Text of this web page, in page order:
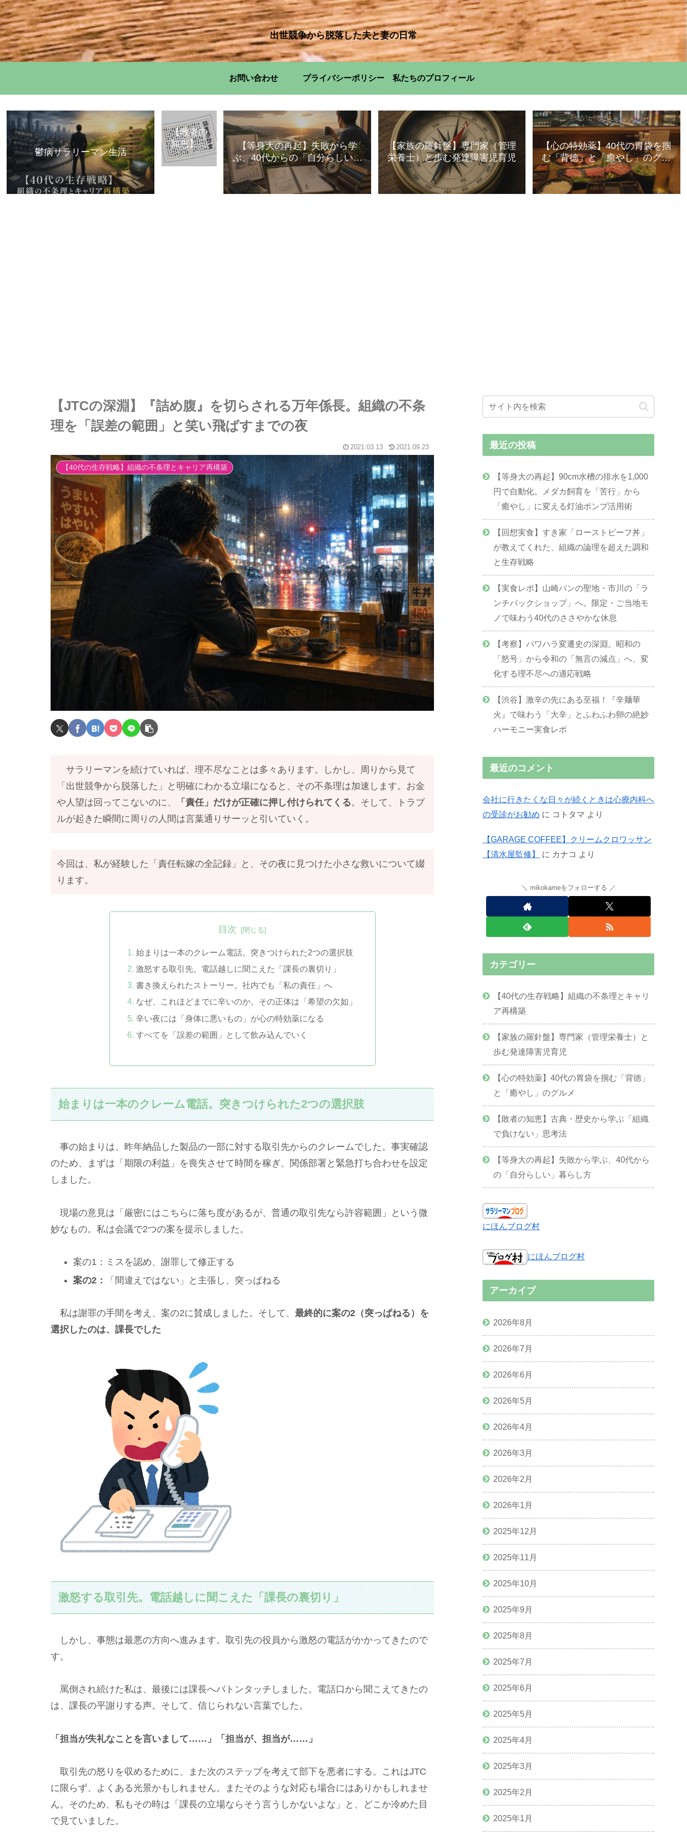
出世競争から脱落した夫と妻の日常
お問い合わせ プライバシーポリシー 私たちのプロフィール
鬱病サラリーマン生活
【敗者の
知恵】古
典・歴史
から学ぶ
【等身大の再起】失敗から学
ぶ、40代からの「自分らしい」
暮らし方
【家族の羅針盤】専門家（管理
栄養士）と歩む発達障害児育児
【心の特効薬】40代の胃袋を掴
む「背徳」と「癒やし」のグル
メ
【JTCの深淵】『詰め腹』を切らされる万年係長。組織の不条
理を「誤差の範囲」と笑い飛ばすまでの夜
2021.03.13 2021.09.23
【40代の生存戦略】組織の不条理とキャリア再構築
サラリーマンを続けていれば、理不尽なことは多々あります。しかし、周りから見て
「出世競争から脱落した」と明確にわかる立場になると、その不条理は加速します。お金
や人望は回ってこないのに、
「責任」だけが正確に押し付けられてくる。そして、トラブ
ルが起きた瞬間に周りの人間は言葉通りサーッと引いていく。
今回は、私が経験した「責任転嫁の全記録」と、その夜に見つけた小さな救いについて綴
ります。
目次
始まりは一本のクレーム電話。突きつけられた2つの選択肢
激怒する取引先。電話越しに聞こえた「課長の裏切り」
書き換えられたストーリー。社内でも「私の責任」へ
なぜ、これほどまでに辛いのか。その正体は「希望の欠如」
辛い夜には「身体に悪いもの」が心の特効薬になる
すべてを「誤差の範囲」として飲み込んでいく
始まりは一本のクレーム電話。突きつけられた2つの選択肢
事の始まりは、昨年納品した製品の一部に対する取引先からのクレームでした。事実確認
のため、まずは「期限の利益」を喪失させて時間を稼ぎ、関係部署と緊急打ち合わせを設定
しました。
現場の意見は「厳密にはこちらに落ち度があるが、普通の取引先なら許容範囲」という微
妙なもの。私は会議で2つの案を提示しました。
案の1：ミスを認め、謝罪して修正する
案の2：
「間違えではない」と主張し、突っぱねる
私は謝罪の手間を考え、案の2に賛成しました。そして、 最終的に案の2（突っぱねる）を
選択したのは、課長でした
激怒する取引先。電話越しに聞こえた「課長の裏切り」
しかし、事態は最悪の方向へ進みます。取引先の役員から激怒の電話がかかってきたので
す。
罵倒され続けた私は、最後には課長へバトンタッチしました。電話口から聞こえてきたの
は、課長の平謝りする声。そして、信じられない言葉でした。
「担当が失礼なことを言いまして……」「担当が、担当が……」
取引先の怒りを収めるために、また次のステップを考えて部下を悪者にする。これはJTC
に限らず、よくある光景かもしれません。またそのような対応も場合にはありかもしれませ
ん。そのため、私もその時は「課長の立場ならそう言うしかないよな」と、どこか冷めた目
で見ていました。
最近の投稿
【等身大の再起】90cm水槽の排水を1,000
円で自動化。メダカ飼育を「苦行」から
「癒やし」に変える灯油ポンプ活用術
【回想実食】すき家「ローストビーフ丼」
が教えてくれた、組織の論理を超えた調和
と生存戦略
【実食レポ】山崎パンの聖地・市川の「ラ
ンチパックショップ」へ。限定・ご当地モ
ノで味わう40代のささやかな休息
【考察】パワハラ変遷史の深淵。昭和の
「怒号」から令和の「無言の減点」へ、変
化する理不尽への適応戦略
【渋谷】激辛の先にある至福！『辛麺華
火』で味わう「大辛」とふわふわ卵の絶妙
ハーモニー実食レポ
最近のコメント
会社に行きたくな日々が続くときは心療内科へ
の受診がお勧め に コトタマ より
【GARAGE COFFEE】クリームクロワッサン
【清水屋監修】
に カナコ より
mikokameをフォローする
カテゴリー
【40代の生存戦略】組織の不条理とキャリ
ア再構築
【家族の羅針盤】専門家（管理栄養士）と
歩む発達障害児育児
【心の特効薬】40代の胃袋を掴む「背徳」
と「癒やし」のグルメ
【敗者の知恵】古典・歴史から学ぶ「組織
で負けない」思考法
【等身大の再起】失敗から学ぶ、40代から
の「自分らしい」暮らし方
にほんブログ村
にほんブログ村
アーカイブ
2026年8月
2026年7月
2026年6月
2026年5月
2026年4月
2026年3月
2026年2月
2026年1月
2025年12月
2025年11月
2025年10月
2025年9月
2025年8月
2025年7月
2025年6月
2025年5月
2025年4月
2025年3月
2025年2月
2025年1月